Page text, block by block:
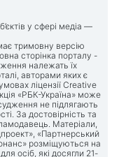
у сфері медіа —
тримовну версію
сторінка порталу -
належать їх
авторами яких є
ліцензії Creative
«РБК-Україна» може
не підлягають
За достовірність та
Матеріали,
«Партнерський
розміщуються на
осіб, які досягли 21-